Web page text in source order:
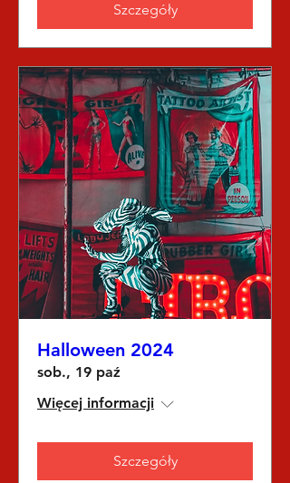
Szczegóły
Halloween 2024
sob., 19 paź
Więcej informacji
Szczegóły